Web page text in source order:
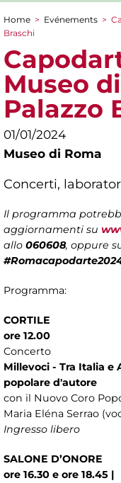
You are here
Home > Evénements >
Braschi
Museo
Palazzo
01/01/2024
Museo di Roma
Concerti,
Il programma
aggiornamenti su
allo 060608, oppure
Programma:
CORTILE
ore 12.00
Concerto
Millevoci - Tra Italia e
popolare d'autore
con il Nuovo Coro
Maria Eléna Serrao
Ingresso libero
SALONE D’ONORE
ore 16.30 e ore 18.45 |